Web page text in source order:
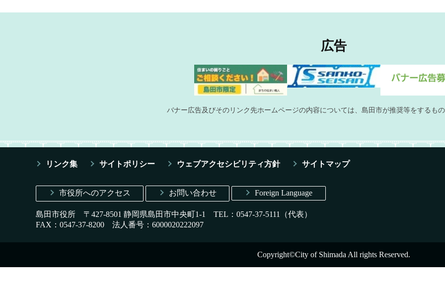
広告
バナー広告及びそのリンク先ホームページの内容については、島田市が推奨等をするも
リンク集 サイトポリシー ウェブアクセシビリティ方針 サイトマップ
市役所へのアクセス お問い合わせ Foreign Language
島田市役所 〒427-8501 静岡県島田市中央町1-1 TEL：0547-37-5111（代表）
FAX：0547-37-8200 法人番号：6000020222097
Copyright©City of Shimada All rights Reserved.